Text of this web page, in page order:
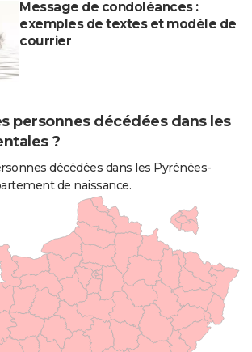
Message de condoléances :
exemples de textes et modèle de
courrier
personnes décédées dans les
?
décédées dans les Pyrénées-
de naissance.